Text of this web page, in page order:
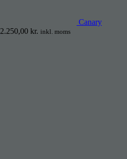
Canary
2.250,00 kr. inkl. moms